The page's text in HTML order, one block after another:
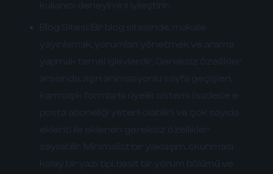
kullanıcı deneyimini iyileştirir.
Blog Sitesi: Bir blog sitesinde, makale
yayınlamak, yorumları yönetmek ve arama
yapmak temel işlevlerdir. Gereksiz özellikler
arasında, aşırı animasyonlu sayfa geçişleri,
karmaşık formlarla üyelik sistemi (sadece e-
posta aboneliği yeterli olabilir) ve çok sayıda
eklenti ile eklenen gereksiz özellikler
sayılabilir. Minimalist bir yaklaşım, okunması
kolay bir yazı tipi, basit bir yorum bölümü ve